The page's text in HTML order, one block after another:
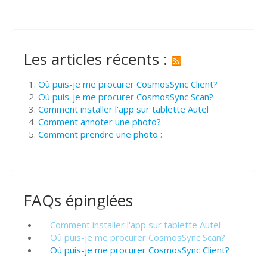
Les articles récents :
Où puis-je me procurer CosmosSync Client?
Où puis-je me procurer CosmosSync Scan?
Comment installer l'app sur tablette Autel
Comment annoter une photo?
Comment prendre une photo :
FAQs épinglées
Comment installer l'app sur tablette Autel
Où puis-je me procurer CosmosSync Scan?
Où puis-je me procurer CosmosSync Client?